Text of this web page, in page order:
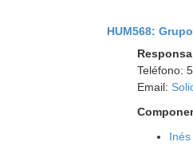
HUM568:
Teléfono:
Email: